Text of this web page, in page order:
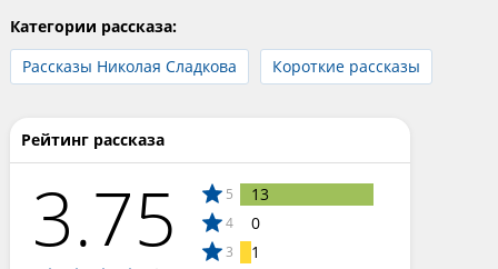
Категории рассказа:
Рассказы Николая Сладкова
Короткие рассказы
Рейтинг рассказа
3.75 5 13
4 0
3 1